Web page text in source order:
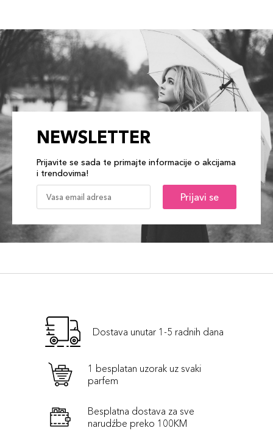
NEWSLETTER
Prijavite se sada te primajte informacije o akcijama
i trendovima!
Prijavi se
Dostava unutar 1-5 radnih dana
1 besplatan uzorak uz svaki
parfem
Besplatna dostava za sve
narudźbe preko 100KM